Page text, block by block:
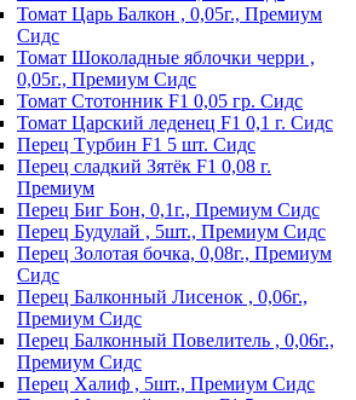
Томат Царь Балкон , 0,05г., Премиум
Сидс
Томат Шоколадные яблочки черри ,
0,05г., Премиум Сидс
Томат Стотонник F1 0,05 гр. Сидс
Томат Царский леденец F1 0,1 г. Сидс
Перец Tурбин F1 5 шт. Сидс
Перец сладкий Зятёк F1 0,08 г.
Премиум
Перец Биг Бон, 0,1г., Премиум Сидс
Перец Будулай , 5шт., Премиум Сидс
Перец Золотая бочка, 0,08г., Премиум
Сидс
Перец Балконный Лисенок , 0,06г.,
Премиум Сидс
Перец Балконный Повелитель , 0,06г.,
Премиум Сидс
Перец Халиф , 5шт., Премиум Сидс